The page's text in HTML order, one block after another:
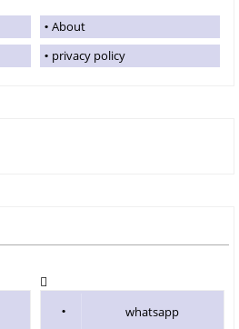
About
privacy policy
whatsapp